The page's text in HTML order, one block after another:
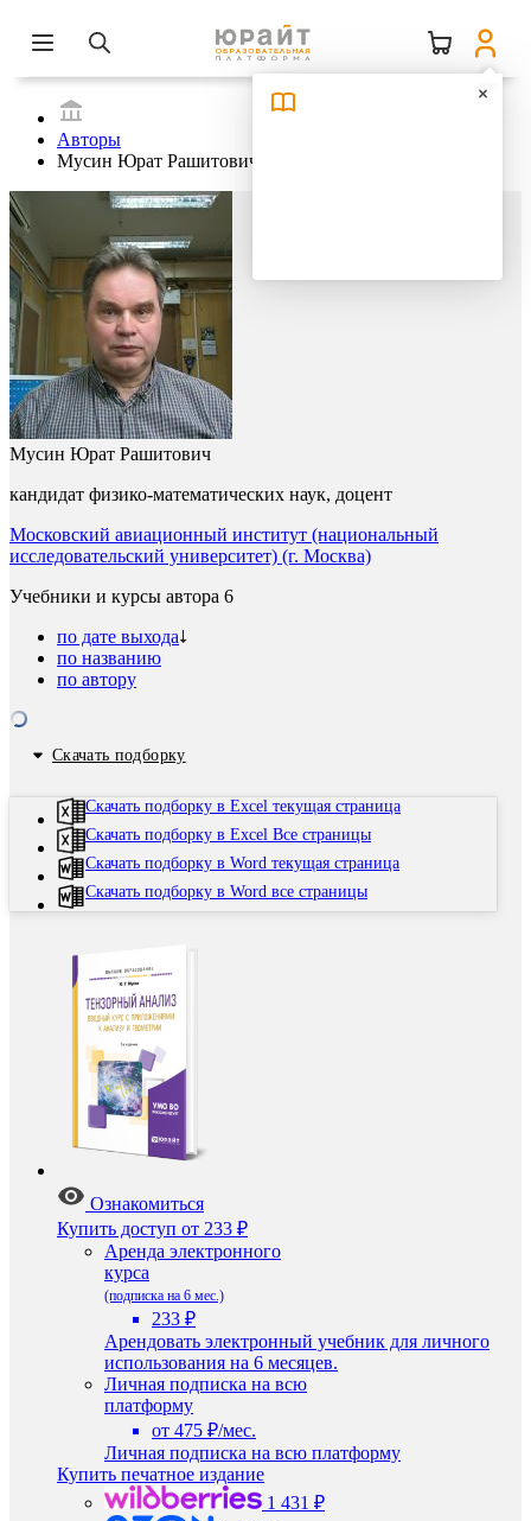
Авторы
Мусин Юрат Рашитович
Мусин Юрат Рашитович
кандидат физико-математических наук, доцент
Московский авиационный институт (национальный
исследовательский университет) (г. Москва)
Учебники и курсы автора 6
по дате выхода
по названию
по автору
Скачать подборку
Скачать подборку в Excel текущая страница
Скачать подборку в Excel Все страницы
Скачать подборку в Word текущая страница
Скачать подборку в Word все страницы
Ознакомиться
Купить доступ от 233 ₽
Аренда электронного
курса
(подписка на 6 мес.)
233 ₽
Арендовать электронный учебник для личного
использования на 6 месяцев.
Личная подписка на всю
платформу
от 475 ₽/мес.
Личная подписка на всю платформу
Купить печатное издание
1 431 ₽